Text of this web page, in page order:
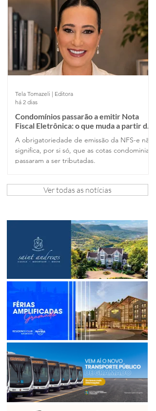
Condomínios passarão a emitir Nota
Fiscal Eletrônica: o que muda a partir de
dezembro de 2026?
A obrigatoriedade de emissão da NFS-e não
significa, por si só, que as cotas condominiais
passaram a ser tributadas.
Tela Tomazeli | Editora
há 2 dias
Ver todas as notícias